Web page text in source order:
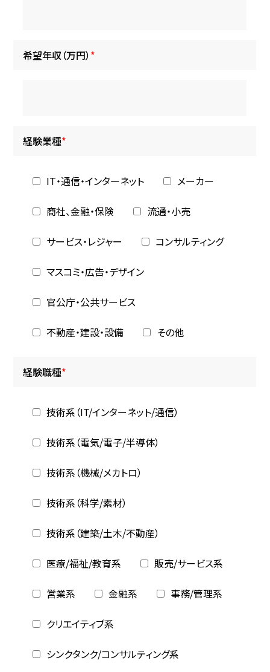
希望年収（万円） *
経験業種*
IT・通信・インターネット メーカー
商社、金融・保険 流通・小売
サービス・レジャー コンサルティング
マスコミ・広告・デザイン
官公庁・公共サービス
不動産・建設・設備 その他
経験職種*
技術系（IT/インターネット/通信）
技術系（電気/電子/半導体）
技術系（機械/メカトロ）
技術系（科学/素材）
技術系（建築/土木/不動産）
医療/福祉/教育系 販売/サービス系
営業系 金融系 事務/管理系
クリエイティブ系
シンクタンク/コンサルティング系